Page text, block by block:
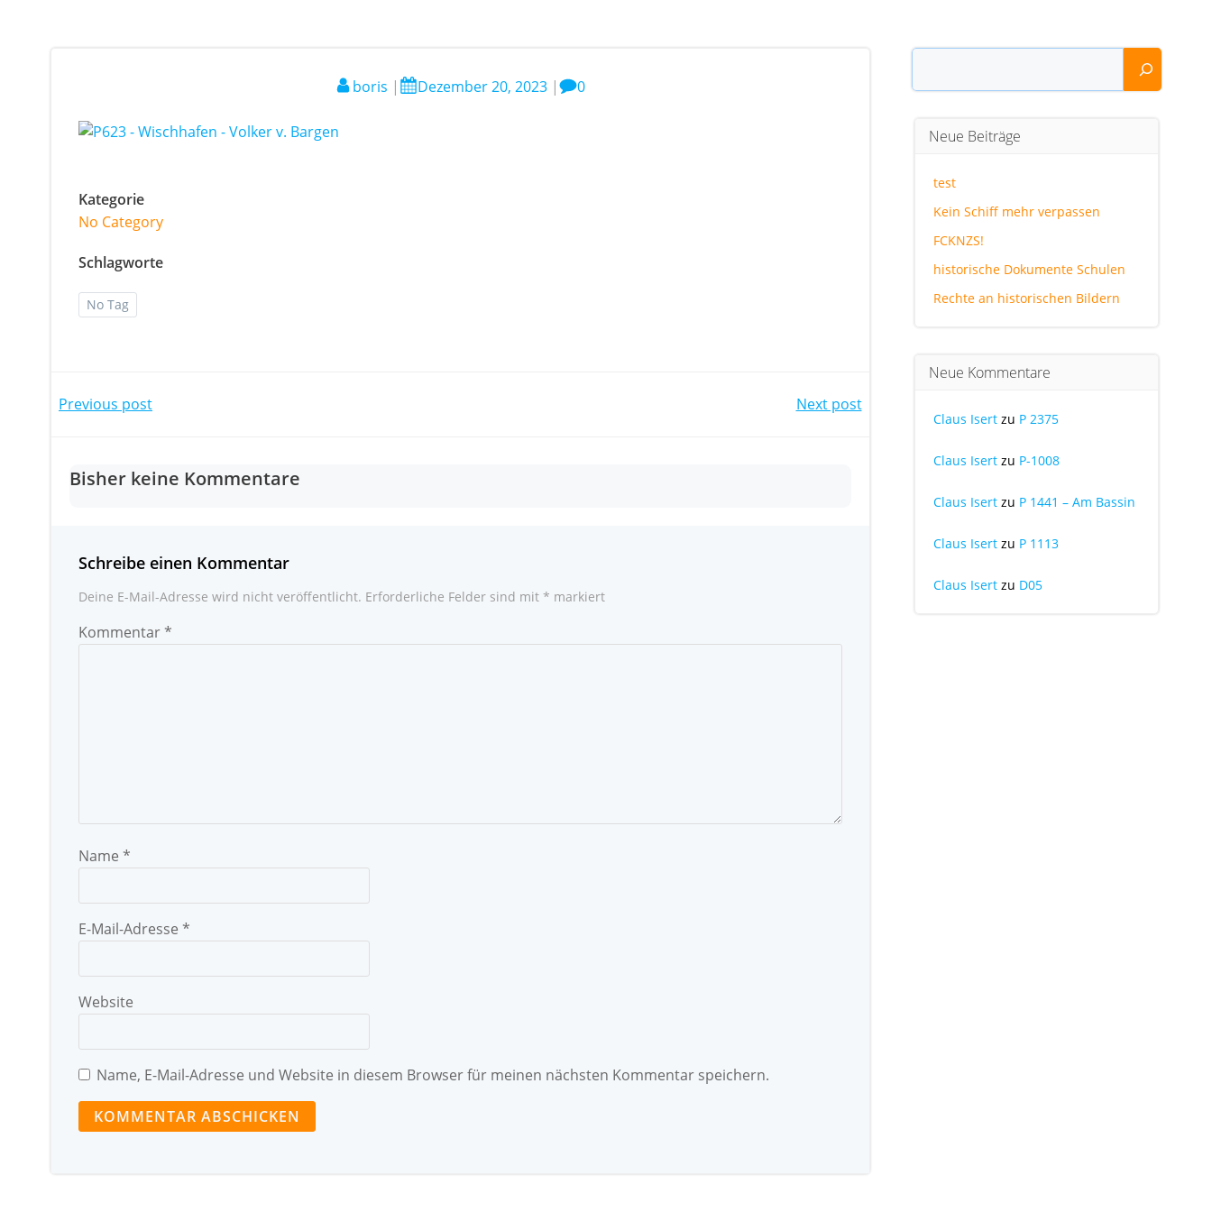
boris | Dezember 20, 2023 | 0
Kategorie
No Category
Schlagworte
No Tag
Post
Previous post Next post
Bisher keine Kommentare
Schreibe einen Kommentar
Deine E-Mail-Adresse wird nicht veröffentlicht. Erforderliche Felder sind mit * markiert
Kommentar*
Name *
E-Mail-Adresse *
Website
Name, E-Mail-Adresse und Website in diesem Browser für meinen nächsten Kommentar speichern.
Suchen
Neue Beiträge
test
Kein Schiff mehr verpassen
FCKNZS!
historische Dokumente Schulen
Rechte an historischen Bildern
Neue Kommentare
Claus Isertzu P 2375
Claus Isertzu P-1008
Claus Isertzu P 1441 – Am Bassin
Claus Isertzu P 1113
Claus Isertzu D05